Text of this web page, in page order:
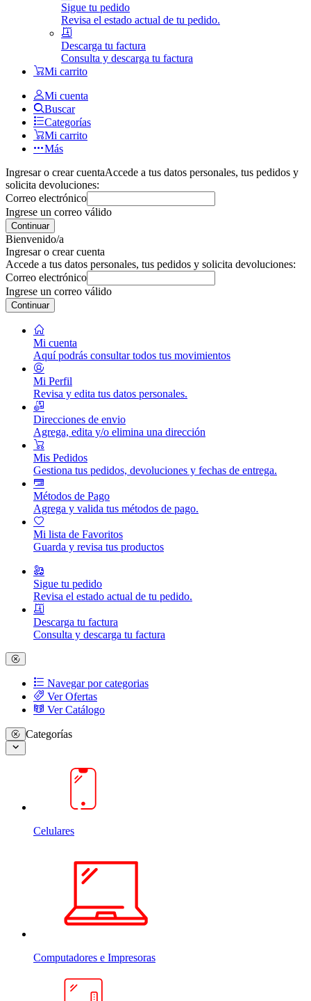
Sigue tu pedido
Revisa el estado actual de tu pedido.
Descarga tu factura
Consulta y descarga tu factura
Mi carrito
Mi cuenta
Buscar
Categorías
Mi carrito
Más
Ingresar o crear cuentaAccede a tus datos personales, tus pedidos y
solicita devoluciones:
Correo electrónico
Ingrese un correo válido
Continuar
Bienvenido/a
Ingresar o crear cuenta
Accede a tus datos personales, tus pedidos y solicita devoluciones:
Correo electrónico
Ingrese un correo válido
Continuar
Mi cuenta
Aquí podrás consultar todos tus movimientos
Mi Perfil
Revisa y edita tus datos personales.
Direcciones de envio
Agrega, edita y/o elimina una dirección
Mis Pedidos
Gestiona tus pedidos, devoluciones y fechas de entrega.
Métodos de Pago
Agrega y valida tus métodos de pago.
Mi lista de Favoritos
Guarda y revisa tus productos
Sigue tu pedido
Revisa el estado actual de tu pedido.
Descarga tu factura
Consulta y descarga tu factura
Navegar por categorias
Ver Ofertas
Ver Catálogo
Categorías
Celulares
Computadores e Impresoras